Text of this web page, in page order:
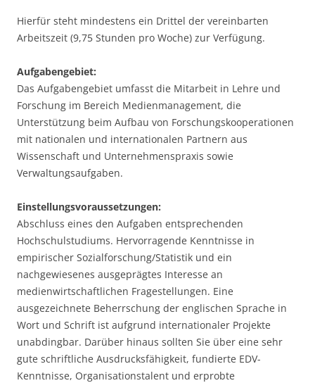
Hierfür steht mindestens ein Drittel der vereinbarten
Arbeitszeit (9,75 Stunden pro Woche) zur Verfügung.
Aufgabengebiet:
Das Aufgabengebiet umfasst die Mitarbeit in Lehre und
Forschung im Bereich Medienmanagement, die
Unterstützung beim Aufbau von Forschungskooperationen
mit nationalen und internationalen Partnern aus
Wissenschaft und Unternehmenspraxis sowie
Verwaltungsaufgaben.
Einstellungsvoraussetzungen:
Abschluss eines den Aufgaben entsprechenden
Hochschulstudiums. Hervorragende Kenntnisse in
empirischer Sozialforschung/Statistik und ein
nachgewiesenes ausgeprägtes Interesse an
medienwirtschaftlichen Fragestellungen. Eine
ausgezeichnete Beherrschung der englischen Sprache in
Wort und Schrift ist aufgrund internationaler Projekte
unabdingbar. Darüber hinaus sollten Sie über eine sehr
gute schriftliche Ausdrucksfähigkeit, fundierte EDV-
Kenntnisse, Organisationstalent und erprobte